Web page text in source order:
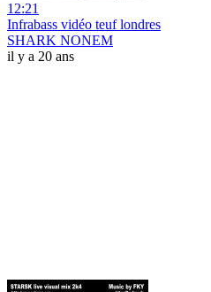
12:21
Infrabass vidéo teuf londres
SHARK NONEM
il y a 20 ans